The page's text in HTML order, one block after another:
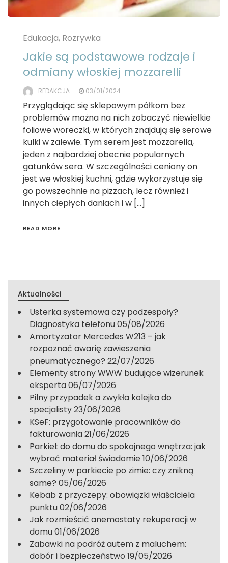
Edukacja, Rozrywka
Jakie są podstawowe rodzaje i
odmiany włoskiej mozzarelli
REDAKCJA 03/01/2024
Przyglądając się sklepowym półkom bez
problemów można na nich zobaczyć niewielkie
foliowe woreczki, w których znajdują się serowe
kulki w zalewie. Tym serem jest mozzarella,
jeden z najbardziej obecnie popularnych
gatunków sera. W szczególności ceniony on
jest we włoskiej kuchni, gdzie wykorzystuje się
go powszechnie na pizzach, lecz również i
innych ciepłych daniach i w […]
READ MORE
Aktualności
Usterka systemowa czy podzespoły?
Diagnostyka telefonu05/08/2026
Amortyzator Mercedes W213 – jak
rozpoznać awarię zawieszenia
pneumatycznego? 22/07/2026
Elementy strony WWW budujące wizerunek
eksperta06/07/2026
Pilny przypadek a zwykła kolejka do
specjalisty23/06/2026
KSeF: przygotowanie pracowników do
fakturowania21/06/2026
Parkiet do domu do spokojnego wnętrza: jak
wybrać materiał świadomie 10/06/2026
Szczeliny w parkiecie po zimie: czy znikną
same? 05/06/2026
Kebab z przyczepy: obowiązki właściciela
punktu02/06/2026
Jak rozmieścić anemostaty rekuperacji w
domu01/06/2026
Zabawki na podróż autem z maluchem:
dobór i bezpieczeństwo 19/05/2026